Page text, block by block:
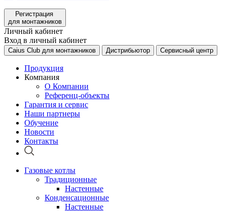
Регистрация
для монтажников
Личный кабинет
Вход в личный кабинет
Caius Club для монтажников Дистрибьютор Сервисный центр
Продукция
Компания
О Компании
Референц-объекты
Гарантия и сервис
Наши партнеры
Обучение
Новости
Контакты
Газовые котлы
Традиционные
Настенные
Конденсационные
Настенные